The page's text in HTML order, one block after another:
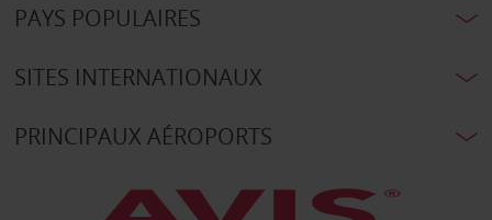
PAYS POPULAIRES
SITES INTERNATIONAUX
PRINCIPAUX AÉROPORTS